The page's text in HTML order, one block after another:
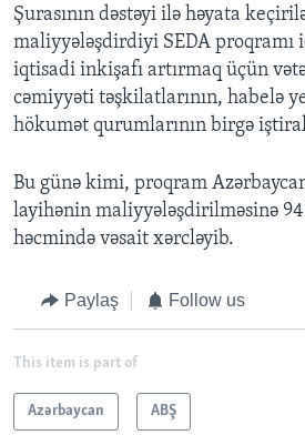
Şurasının dəstəyi ilə həyata
maliyyələşdirdiyi SEDA proqramı
iqtisadi inkişafı artırmaq üçün
cəmiyyəti təşkilatlarının, habelə
hökumət qurumlarının birgə
Bu günə kimi, proqram
layihənin maliyyələşdirilməsinə
həcmində vəsait xərcləyib.
Paylaş Follow us
This item is part of
Azərbaycan ABŞ